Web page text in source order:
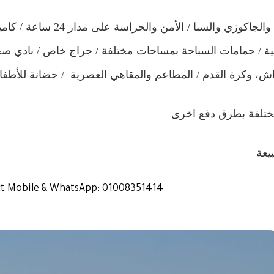
( كلوب هاوس / الساونا والجاكوزي
/ حمامات السباحة بمساحات مختلفة / جراج خاص /
وكرة القدم / المطاعم والمقاهي العصرية / حضانة
بطرق دفع اخرى
& WhatsApp: 01008351414